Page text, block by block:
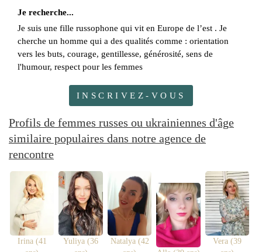
Je recherche...
Je suis une fille russophone qui vit en Europe de l’est . Je
cherche un homme qui a des qualités comme : orientation
vers les buts, courage, gentillesse, générosité, sens de
l'humour, respect pour les femmes
INSCRIVEZ-VOUS
Profils de femmes russes ou ukrainiennes d'âge
similaire populaires dans notre agence de
rencontre
Irina (41
Yuliya (36
Natalya (42
Vera (39